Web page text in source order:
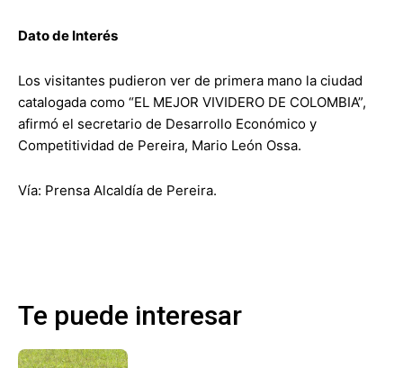
Dato de Interés
Los visitantes pudieron ver de primera mano la ciudad
catalogada como “EL MEJOR VIVIDERO DE COLOMBIA”,
afirmó el secretario de Desarrollo Económico y
Competitividad de Pereira, Mario León Ossa.
Vía: Prensa Alcaldía de Pereira.
Te puede interesar